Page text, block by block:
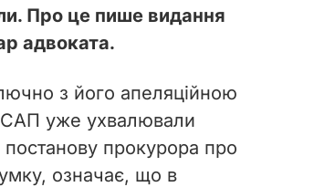
Про це пише видання
адвоката.
з його апеляційною
САП уже ухвалювали
прокурора про
означає, що в